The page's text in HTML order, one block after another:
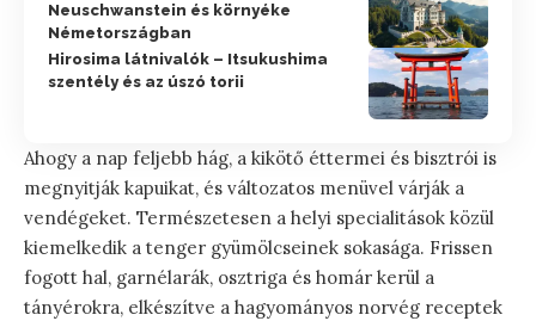
Neuschwanstein és környéke
Németországban
Hirosima látnivalók – Itsukushima
szentély és az úszó torii
Ahogy a nap feljebb hág, a kikötő éttermei és bisztrói is
megnyitják kapuikat, és változatos menüvel várják a
vendégeket. Természetesen a helyi specialitások közül
kiemelkedik a tenger gyümölcseinek sokasága. Frissen
fogott hal, garnélarák, osztriga és homár kerül a
tányérokra, elkészítve a hagyományos norvég receptek